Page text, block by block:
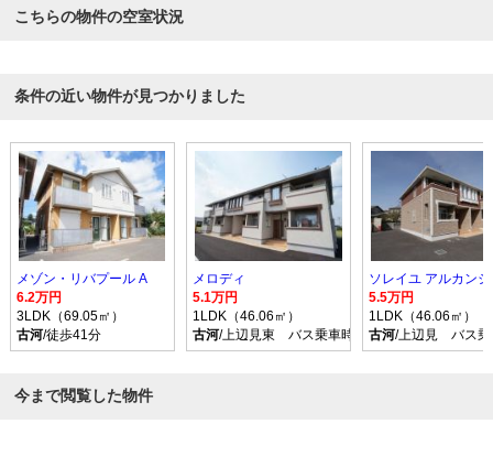
こちらの物件の空室状況
条件の近い物件が見つかりました
メゾン・リバプール A
6.2万円
3LDK（69.05㎡）
古河/徒歩41分
メロディ
5.1万円
1LDK（46.06㎡）
古河/上辺見東 バス乗車時間11分 停歩4分
5.5万円
1LDK（46.06㎡）
古河/上辺見 バス
今まで閲覧した物件